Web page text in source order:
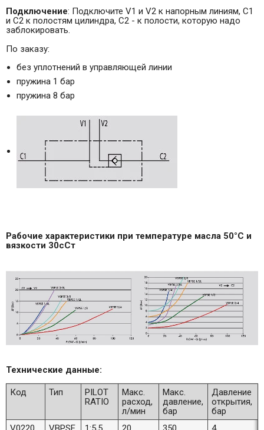
Подключение: Подключите V1 и V2 к напорным линиям, C1
и С2 к полостям цилиндра, C2 - к полости, которую надо
заблокировать.
По заказу:
без уплотнений в управляющей линии
пружина 1 бар
пружина 8 бар
Рабочие характеристики при температуре масла 50°С и
вязкости 30сСт
Технические данные:
Код Тип
PILOT
RATIO
Макс.
расход,
л/мин
Макс.
давление,
бар
Давление
открытия,
бар